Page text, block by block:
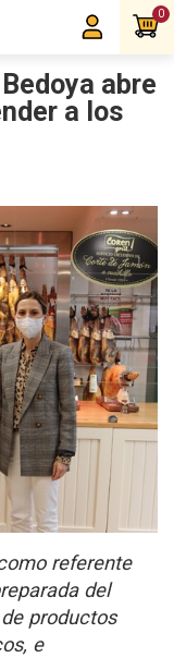
0
abre
a los
referente
del
productos
e